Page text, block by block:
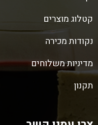
קטלוג מוצרים
נקודות מכירה
מדיניות משלוחים
תקנון